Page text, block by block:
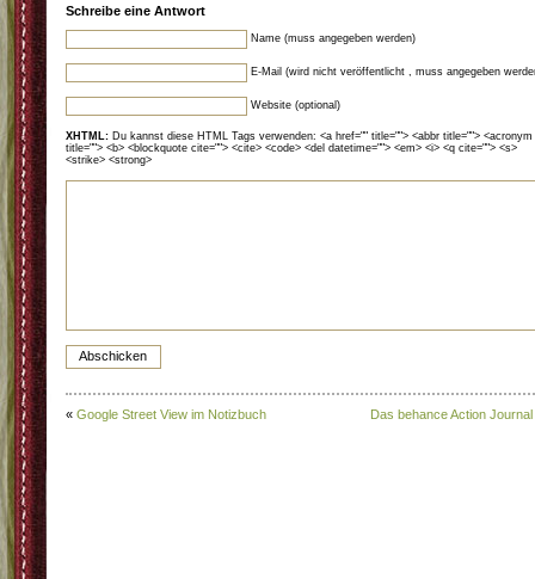
Schreibe eine Antwort
Name (muss angegeben werden)
E-Mail (wird nicht veröffentlicht , muss angegeben
Website (optional)
XHTML: Du kannst diese HTML Tags verwenden: <a href="" title=""> <abbr title=""> <acronym
title=""> <b> <blockquote cite=""> <cite> <code> <del datetime=""> <em> <i> <q cite=""> <s>
<strike> <strong>
« Google Street View im Notizbuch Das behance Action Journal